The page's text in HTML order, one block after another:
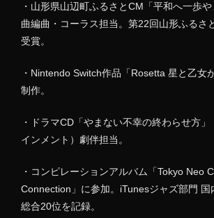
・山形県山辺町ふるさとCM「平和へ一歩
曲編曲・コーラス担当。第22回山形ふるさ
受賞。
・Nintendo Switch作品「Rosetta 星と乙女
制作。
・ドラマCD「やまない不幸の終わらせ方
インメント）劇伴担当。
・コンピレーションアルバム「Tokyo Neo
Connection」に参加。iTunesジャズ部門 国
総合20位を記録。